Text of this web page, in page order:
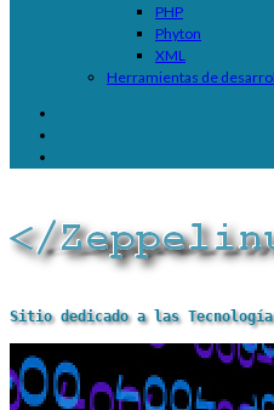
PHP
Phyton
XML
Herramientas de
Sitio dedicado a las